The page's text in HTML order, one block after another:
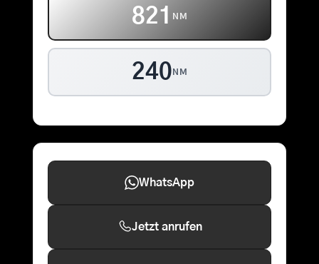
859 NM
240 NM
WhatsApp
Jetzt anrufen